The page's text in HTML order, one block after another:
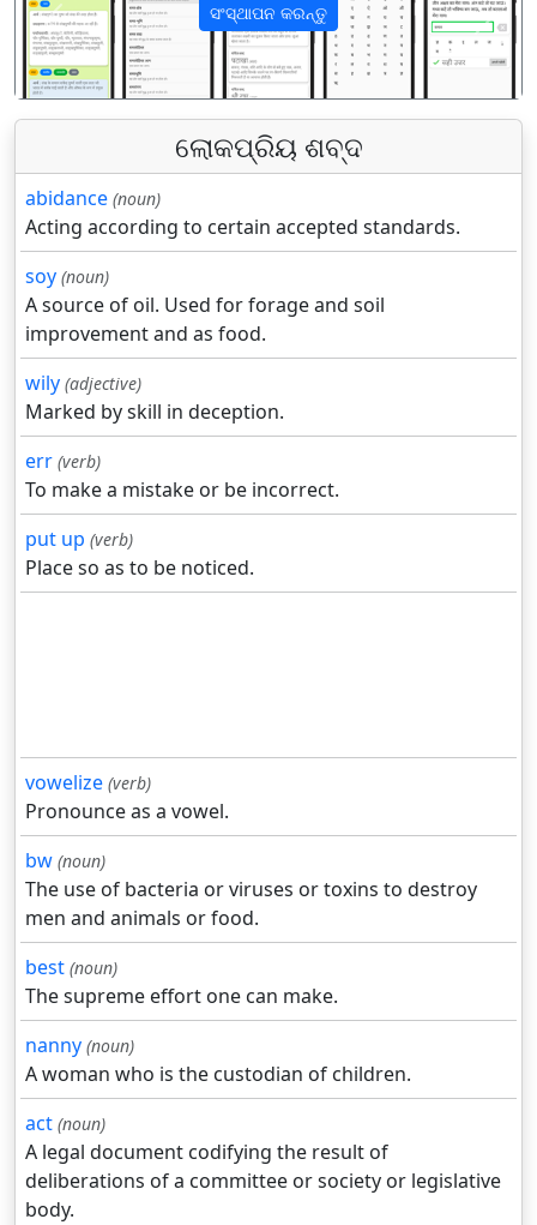
ସଂସ୍ଥାପନ କରନ୍ତୁ
पिछला अगला
ଲୋକପ୍ରିୟ ଶବ୍ଦ
abidance (noun)
Acting according to certain accepted standards.
soy (noun)
A source of oil. Used for forage and soil
improvement and as food.
wily (adjective)
Marked by skill in deception.
err (verb)
To make a mistake or be incorrect.
put up (verb)
Place so as to be noticed.
vowelize (verb)
Pronounce as a vowel.
bw (noun)
The use of bacteria or viruses or toxins to destroy
men and animals or food.
best (noun)
The supreme effort one can make.
nanny (noun)
A woman who is the custodian of children.
act (noun)
A legal document codifying the result of
deliberations of a committee or society or legislative
body.